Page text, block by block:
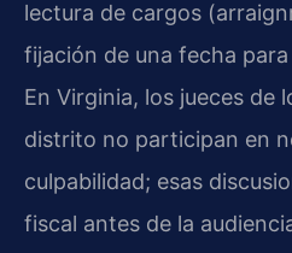
lectura de cargos
fijación de una fecha
En Virginia, los jueces de
distrito no participan en
culpabilidad; esas
fiscal antes de la